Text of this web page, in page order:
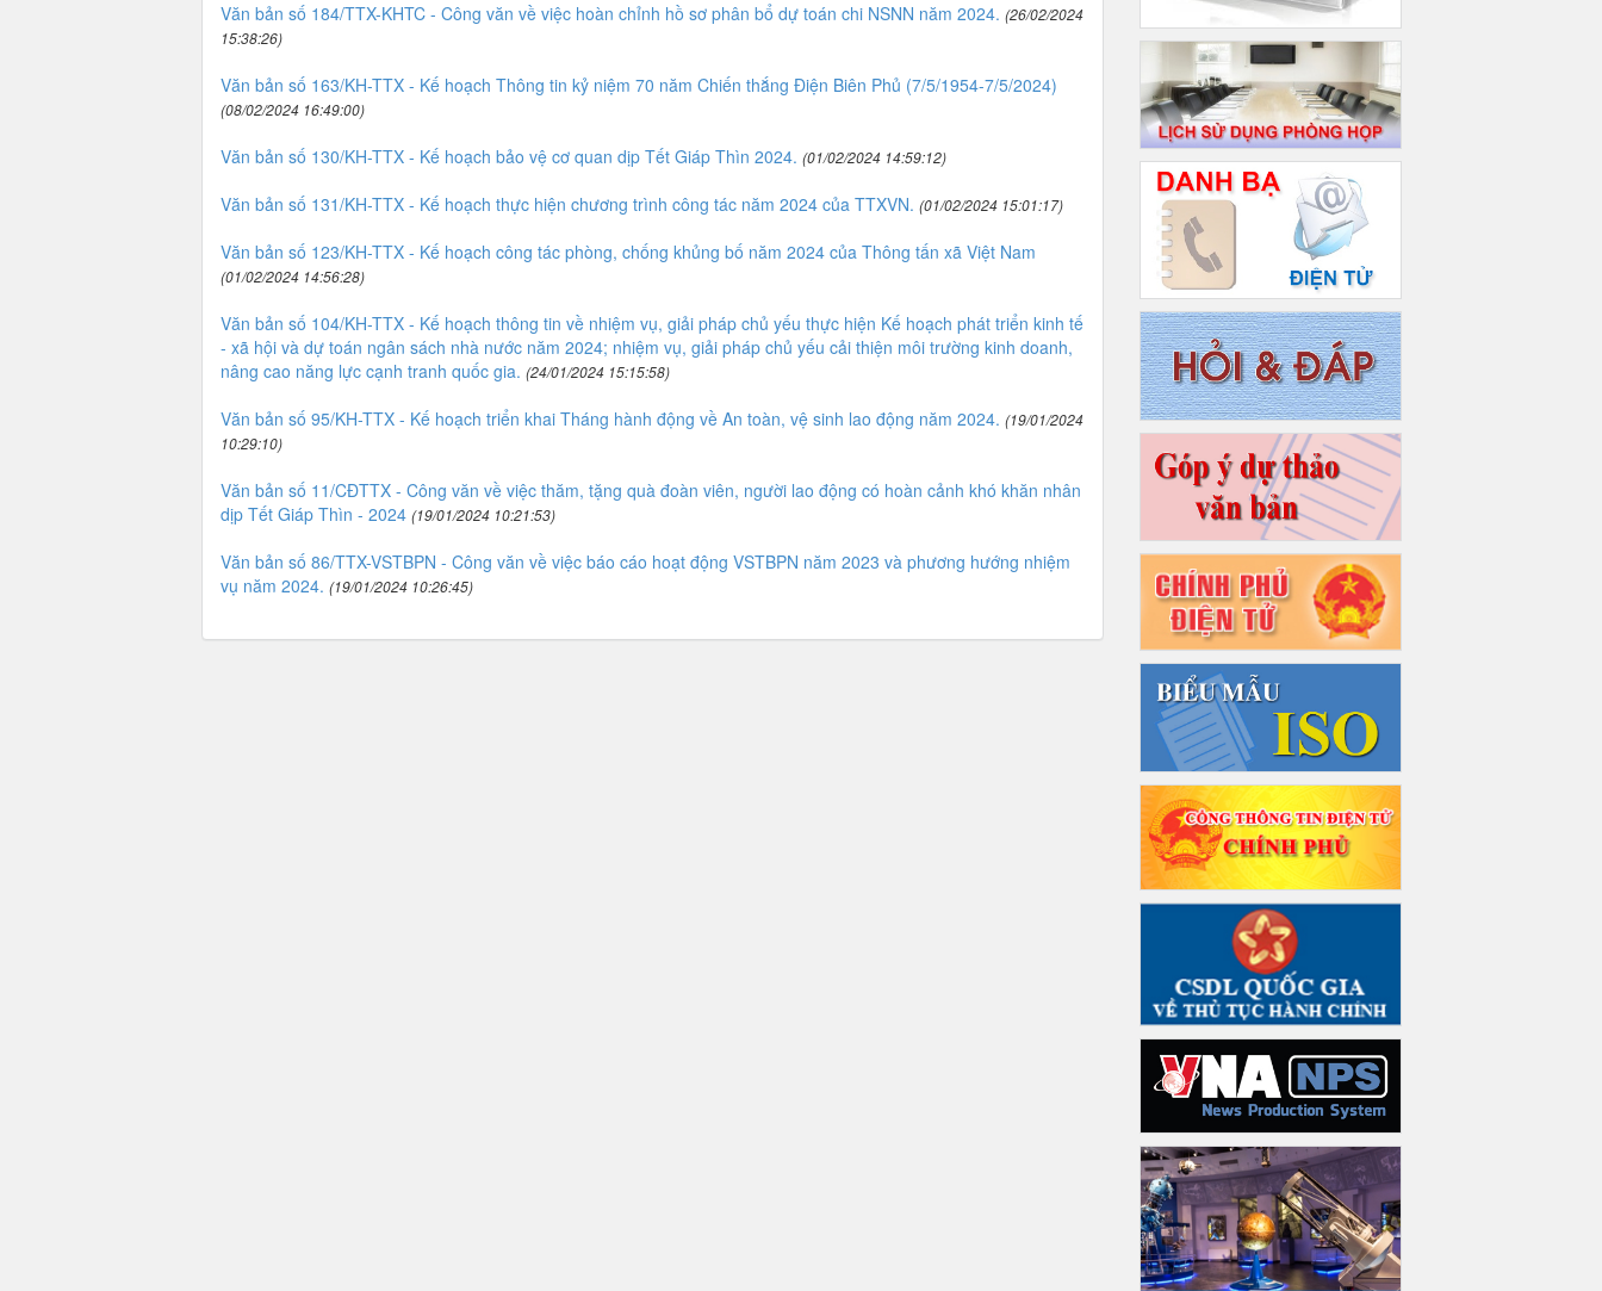
Văn bản số 184/TTX-KHTC - Công văn về việc hoàn chỉnh hồ sơ phân bổ dự toán chi NSNN năm 2024. (26/02/2024
15:38:26)
Văn bản số 163/KH-TTX - Kế hoạch Thông tin kỷ niệm 70 năm Chiến thắng Điện Biên Phủ (7/5/1954-7/5/2024)
(08/02/2024 16:49:00)
Văn bản số 130/KH-TTX - Kế hoạch bảo vệ cơ quan dịp Tết Giáp Thìn 2024. (01/02/2024 14:59:12)
Văn bản số 131/KH-TTX - Kế hoạch thực hiện chương trình công tác năm 2024 của TTXVN. (01/02/2024 15:01:17)
Văn bản số 123/KH-TTX - Kế hoạch công tác phòng, chống khủng bố năm 2024 của Thông tấn xã Việt Nam
(01/02/2024 14:56:28)
Văn bản số 104/KH-TTX - Kế hoạch thông tin về nhiệm vụ, giải pháp chủ yếu thực hiện Kế hoạch phát triển kinh tế
- xã hội và dự toán ngân sách nhà nước năm 2024; nhiệm vụ, giải pháp chủ yếu cải thiện môi trường kinh doanh,
nâng cao năng lực cạnh tranh quốc gia. (24/01/2024 15:15:58)
Văn bản số 95/KH-TTX - Kế hoạch triển khai Tháng hành động về An toàn, vệ sinh lao động năm 2024. (19/01/2024
10:29:10)
Văn bản số 11/CĐTTX - Công văn về việc thăm, tặng quà đoàn viên, người lao động có hoàn cảnh khó khăn nhân
dịp Tết Giáp Thìn - 2024 (19/01/2024 10:21:53)
Văn bản số 86/TTX-VSTBPN - Công văn về việc báo cáo hoạt động VSTBPN năm 2023 và phương hướng nhiệm
vụ năm 2024. (19/01/2024 10:26:45)